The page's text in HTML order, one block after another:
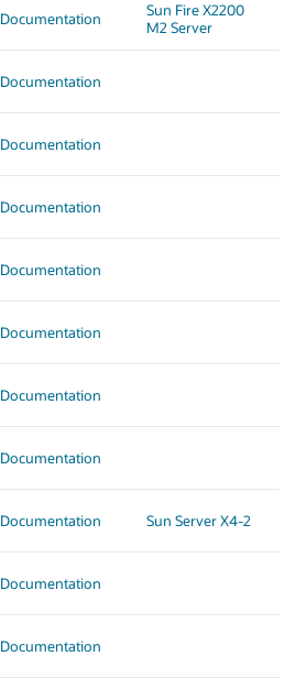
Documentation
Sun Fire X2200
M2 Server
Documentation
Documentation
Documentation
Documentation
Documentation
Documentation
Documentation
Documentation Sun Server X4-2
Documentation
Documentation